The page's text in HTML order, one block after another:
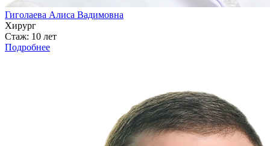
Гиголаева Алиса Вадимовна
Хирург
Стаж: 10 лет
Подробнее